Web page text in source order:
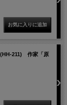
211) 作家「原